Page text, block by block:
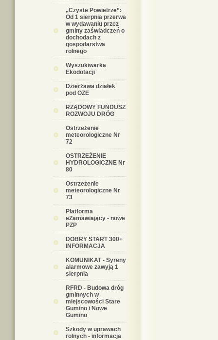
„Czyste Powietrze”:
Od 1 sierpnia przerwa
w wydawaniu przez
gminy zaświadczeń o
dochodach z
gospodarstwa
rolnego
Wyszukiwarka
Ekodotacji
Dzierżawa działek
pod OZE
RZĄDOWY FUNDUSZ
ROZWOJU DRÓG
Ostrzeżenie
meteorologiczne Nr
72
OSTRZEŻENIE
HYDROLOGICZNE Nr
80
Ostrzeżenie
meteorologiczne Nr
73
Platforma
eZamawiający - nowe
PZP
DOBRY START 300+
INFORMACJA
KOMUNIKAT - Syreny
alarmowe zawyją 1
sierpnia
RFRD - Budowa dróg
gminnych w
miejscowości Stare
Gumino i Nowe
Gumino
Szkody w uprawach
rolnych - informacja